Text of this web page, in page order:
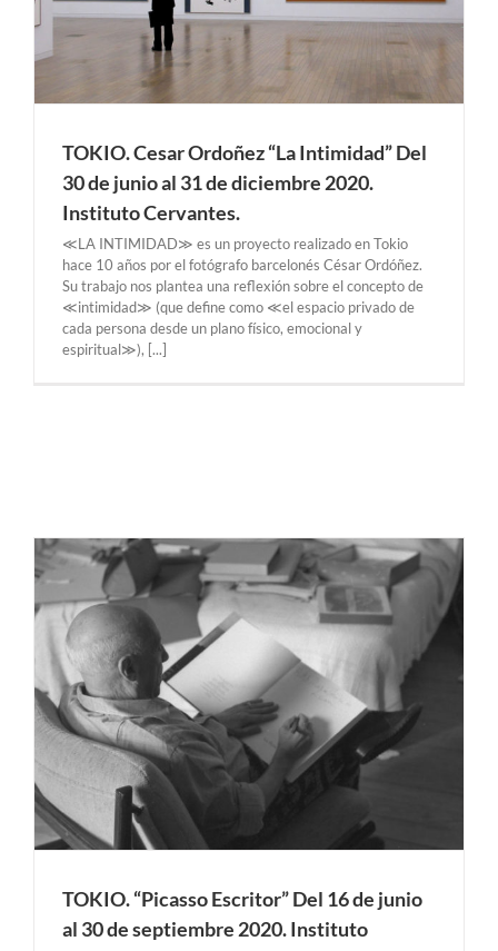
TOKIO. Cesar Ordoñez “La Intimidad” Del
30 de junio al 31 de diciembre 2020.
Instituto Cervantes.
≪LA INTIMIDAD≫ es un proyecto realizado en Tokio
hace 10 años por el fotógrafo barcelonés César Ordóñez.
Su trabajo nos plantea una reflexión sobre el concepto de
≪intimidad≫ (que define como ≪el espacio privado de
cada persona desde un plano físico, emocional y
espiritual≫), [...]
TOKIO. “Picasso Escritor” Del 16 de junio
al 30 de septiembre 2020. Instituto